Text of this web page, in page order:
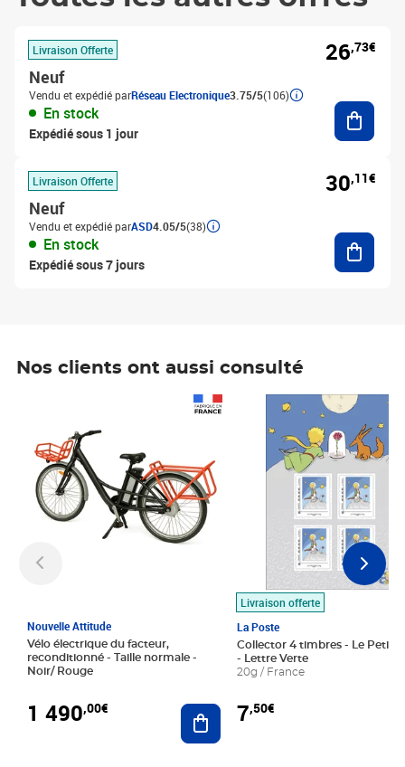
Livraison Offerte
Neuf
Vendu et expédié parRéseau Electronique3.75/5(106)
En stock
Expédié sous 1 jour
26,73€
Livraison Offerte
Neuf
Vendu et expédié parASD4.05/5(38)
En stock
Expédié sous 7 jours
30,11€
Nos clients ont aussi consulté
Nouvelle Attitude
Vélo électrique du facteur,
reconditionné - Taille normale -
Noir/ Rouge
1 490,00€ Ajouter au panier
Livraison offerte
La Poste
Collector 4 timbres - Le Petit
- Lettre Verte
20g / France
7,50€
Prix 7,50€